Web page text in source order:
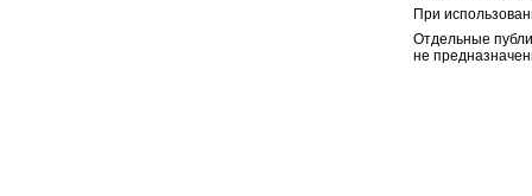
При
Отдельные
не